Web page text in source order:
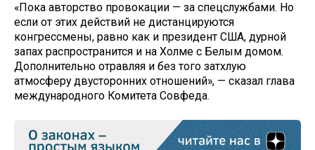
«Пока авторство провокации — за спецслужбами. Но
если от этих действий не дистанцируются
конгрессмены, равно как и президент США, дурной
запах распространится и на Холме с Белым домом.
Дополнительно отравляя и без того затхлую
атмосферу двусторонних отношений», — сказал глава
международного Комитета Совфеда.